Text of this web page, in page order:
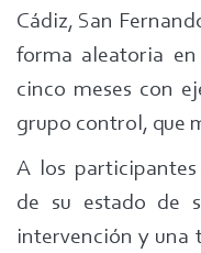
Cádiz, San
forma aleatoria
cinco meses con
grupo control, que
A los
de su estado de
intervención y una